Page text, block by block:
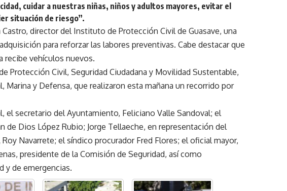
cuidar a nuestras niñas, niños y adultos mayores, evitar el
situación de riesgo”.
director del Instituto de Protección Civil de Guasave, una
para reforzar las labores preventivas. Cabe destacar que
recibe vehículos nuevos.
Protección Civil, Seguridad Ciudadana y Movilidad Sustentable,
Marina y Defensa, que realizaron esta mañana un recorrido por
el secretario del Ayuntamiento, Feliciano Valle Sandoval; el
de Dios López Rubio; Jorge Tellaeche, en representación del
Navarrete; el síndico procurador Fred Flores; el oficial mayor,
presidente de la Comisión de Seguridad, así como
y de emergencias.